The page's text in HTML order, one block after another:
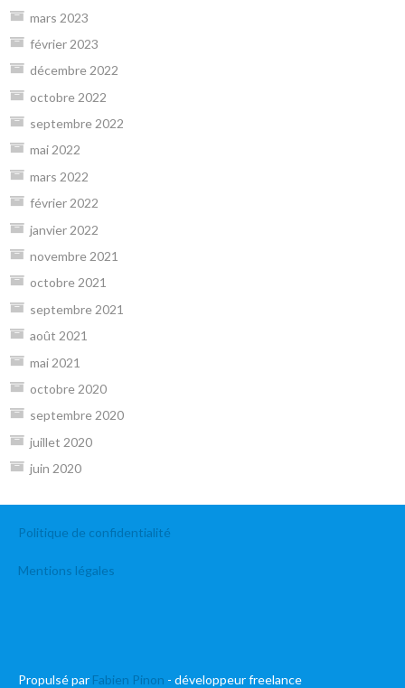
mars 2023
février 2023
décembre 2022
octobre 2022
septembre 2022
mai 2022
mars 2022
février 2022
janvier 2022
novembre 2021
octobre 2021
septembre 2021
août 2021
mai 2021
octobre 2020
septembre 2020
juillet 2020
juin 2020
Politique de confidentialité
Mentions légales
Propulsé par Fabien Pinon - développeur freelance